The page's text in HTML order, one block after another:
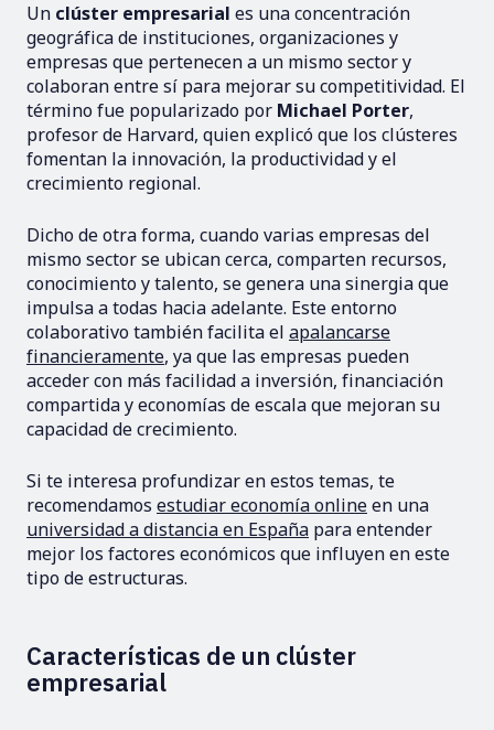
Un clúster empresarial es una concentración
geográfica de instituciones, organizaciones y
empresas que pertenecen a un mismo sector y
colaboran entre sí para mejorar su competitividad. El
término fue popularizado por Michael Porter,
profesor de Harvard, quien explicó que los clústeres
fomentan la innovación, la productividad y el
crecimiento regional.
Dicho de otra forma, cuando varias empresas del
mismo sector se ubican cerca, comparten recursos,
conocimiento y talento, se genera una sinergia que
impulsa a todas hacia adelante. Este entorno
colaborativo también facilita el apalancarse
financieramente, ya que las empresas pueden
acceder con más facilidad a inversión, financiación
compartida y economías de escala que mejoran su
capacidad de crecimiento.
Si te interesa profundizar en estos temas, te
recomendamos estudiar economía onlineen una
universidad a distancia en España para entender
mejor los factores económicos que influyen en este
tipo de estructuras.
Características de un clúster
empresarial